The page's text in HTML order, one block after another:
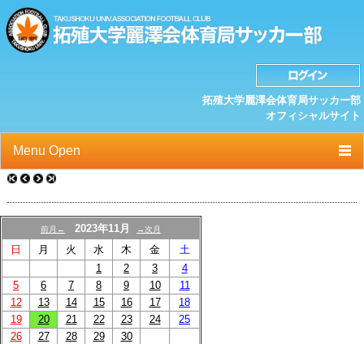
拓殖大学麗澤会体育局サッカー部
オフィシャルサイト
Menu Open
TOP
ニュース
クラブプロフィール
選手/スタッフ一覧
スケジュール
前月← 2023年11月 →次月
日 月 火 水 木 金
土
1
2 3
4
5
6 7 8 9 10
11
12
13 14 15 16 17
18
19
20 21 22 23 24
25
26
27 28 29 30